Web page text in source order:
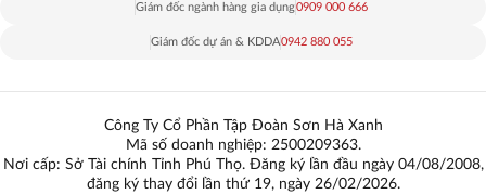
Giám đốc ngành hàng gia dụng0909 000 666
Giám đốc dự án & KDDA0942 880 055
Công Ty Cổ Phần Tập Đoàn Sơn Hà Xanh
Mã số doanh nghiệp: 2500209363.
Nơi cấp: Sở Tài chính Tỉnh Phú Thọ. Đăng ký lần đầu ngày 04/08/2008,
đăng ký thay đổi lần thứ 19, ngày 26/02/2026.